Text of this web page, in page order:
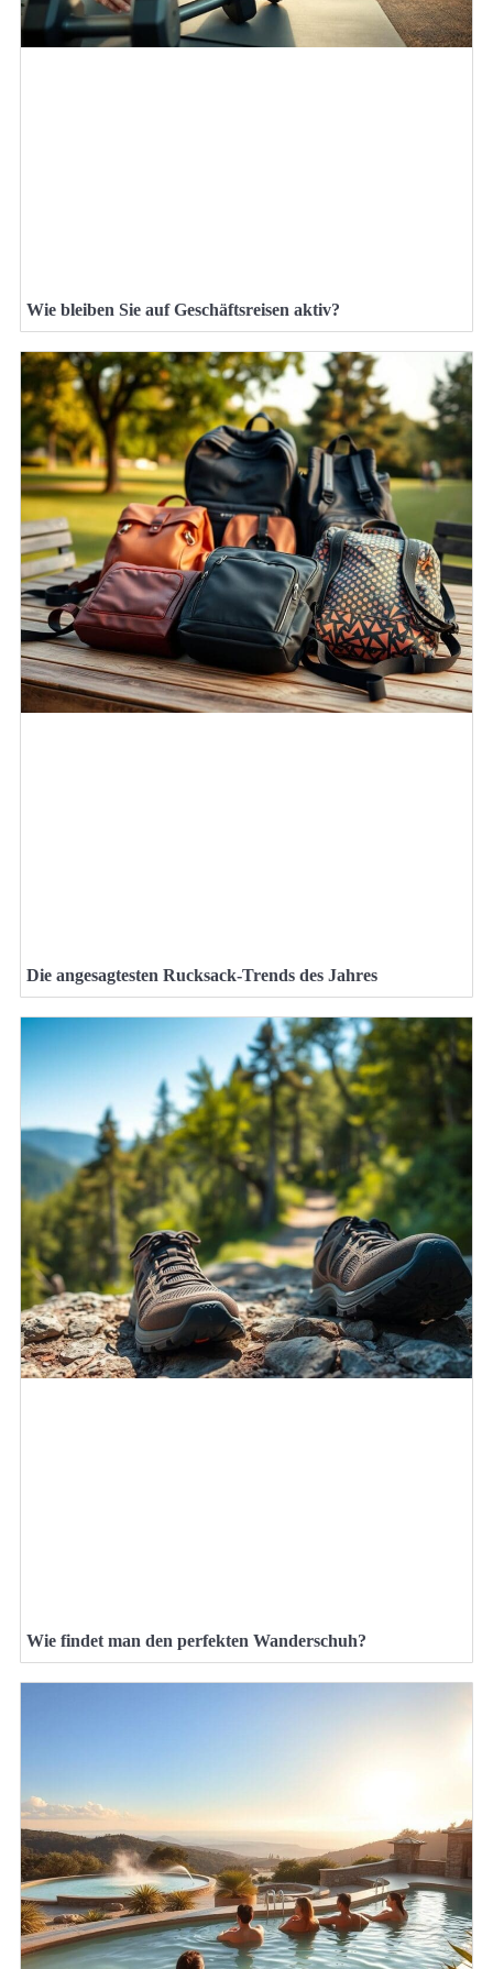
Wie bleiben Sie auf Geschäftsreisen aktiv?
Die angesagtesten Rucksack-Trends des Jahres
Wie findet man den perfekten Wanderschuh?